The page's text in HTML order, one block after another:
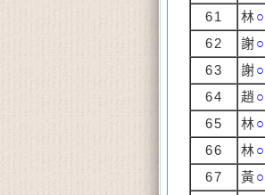
61
林○
62 謝○
63 謝○
64 趙 ○
65 林○
66 林○
67 黃○